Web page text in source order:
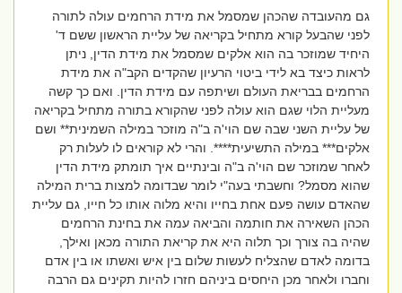
גם מהעובדה שהכהן שמסמל את מידת הרחמים עולה לתורה
לפני שהבעל קורא מתחיל בקריאה של עליית הראשון ששם ד'
היחיד שמוזכר בה הוא אלקים שמסמל את מידת הדין, ניתן
לראות כיצד בא לידי ביטוי הרעיון שהקדים הקב"ה את מידת
הרחמים בבריאת העולם ושיתפה עם מידת הדין. ואם כך קשה
מעליית הלוי שגם הוא עולה לפני שהקורא בתורה מתחיל בקריאה
של עליית השני שבה שם הוי'ה ב"ה מוזכר במילה השמינית** ושם
אלקים*** במילה התשיעית****. והרי לא קוראים לו לעלות רק
לאחר שמוזכר שם הוי'ה ב"ה ובינתיים איך תומתק מידת הדין
שהוא מסמל? וחשבתי בעה"י לומר שבדומה למצות ברית המילה
שהאדם עושה פעם אחת בחייו והיא מלוה אותו כל חייו, גם עליית
הכהן השאירה את חותמה והביאה עמה את בחינת הרחמים
שהיה בה צורך וכך תלוה היא את קריאת התורה מכאן ואילך,
בדומה לאדם שהצליח לעשות שלום בין איש ואשתו או בין אדם
וחברו ולאחר מכן היחסים ביניהם חזרו להיות תקינים גם הרבה